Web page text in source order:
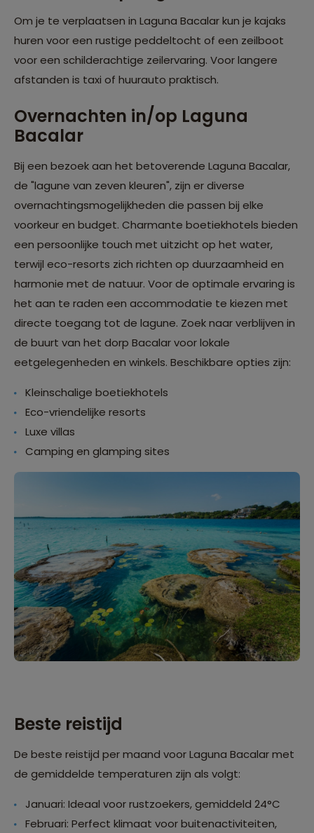
Om je te verplaatsen in Laguna Bacalar kun je kajaks
huren voor een rustige peddeltocht of een zeilboot
voor een schilderachtige zeilervaring. Voor langere
afstanden is taxi of huurauto praktisch.
Overnachten in/op Laguna
Bacalar
Bij een bezoek aan het betoverende Laguna Bacalar,
de "lagune van zeven kleuren", zijn er diverse
overnachtingsmogelijkheden die passen bij elke
voorkeur en budget. Charmante boetiekhotels bieden
een persoonlijke touch met uitzicht op het water,
terwijl eco-resorts zich richten op duurzaamheid en
harmonie met de natuur. Voor de optimale ervaring is
het aan te raden een accommodatie te kiezen met
directe toegang tot de lagune. Zoek naar verblijven in
de buurt van het dorp Bacalar voor lokale
eetgelegenheden en winkels. Beschikbare opties zijn:
Kleinschalige boetiekhotels
Eco-vriendelijke resorts
Luxe villas
Camping en glamping sites
Beste reistijd
De beste reistijd per maand voor Laguna Bacalar met
de gemiddelde temperaturen zijn als volgt:
Januari: Ideaal voor rustzoekers, gemiddeld 24°C
Februari: Perfect klimaat voor buitenactiviteiten,